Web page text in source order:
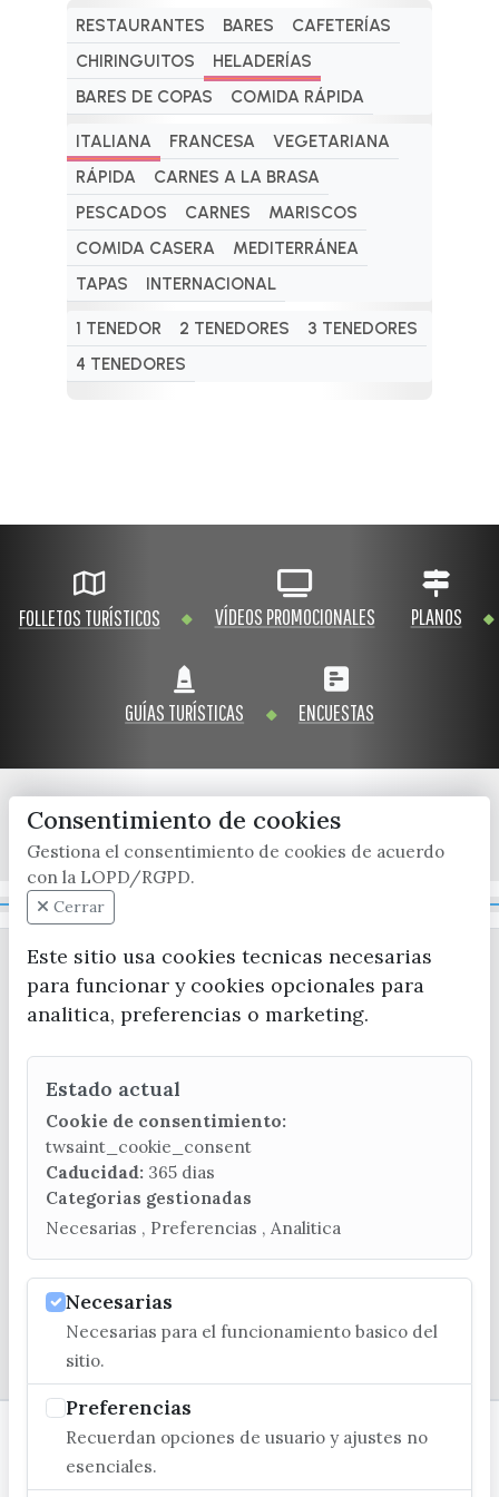
RESTAURANTES BARES
CAFETERÍAS
CHIRINGUITOS
HELADERÍAS
BARES DE COPAS
COMIDA RÁPIDA
ITALIANA FRANCESA
VEGETARIANA
RÁPIDA
CARNES A LA BRASA
PESCADOS
CARNES
MARISCOS
COMIDA CASERA
MEDITERRÁNEA
TAPAS
INTERNACIONAL
1 TENEDOR 2 TENEDORES
3 TENEDORES
4 TENEDORES
FOLLETOS TURÍSTICOS VÍDEOS PROMOCIONALES PLANOS
GUÍAS TURÍSTICAS ENCUESTAS
x / twitter facebook youtube instagram
CONTACTA CON LA OFICINA DE TURISMO
(+34) 952 541 104
turismo@velezmalaga.es
C/ Poniente, 2. CP 29740 - Torre del Mar
Consentimiento de cookies
Gestiona el consentimiento de cookies de acuerdo
con la LOPD/RGPD.
Cerrar
Este sitio usa cookies tecnicas necesarias
para funcionar y cookies opcionales para
analitica, preferencias o marketing.
Estado actual
Cookie de consentimiento:
twsaint_cookie_consent
Caducidad: 365 dias
Categorias gestionadas
Necesarias , Preferencias , Analitica
Necesarias
Necesarias para el funcionamiento basico del
sitio.
Preferencias
Recuerdan opciones de usuario y ajustes no
esenciales.